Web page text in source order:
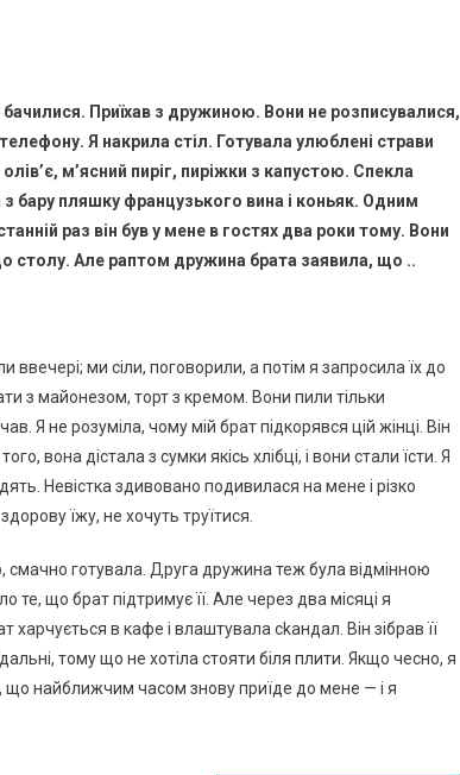
Приїхав з дружиною. Вони не розписувалися,
Я накрила стіл. Готувала улюблені страви
м’ясний пиріг, пиріжки з капустою. Спекла
з бару пляшку французького вина і коньяк. Одним
раз він був у мене в гостях два роки тому. Вони
столу. Але раптом дружина брата заявила, що ..
ввечері; ми сіли, поговорили, а потім я запросила їх до
з майонезом, торт з кремом. Вони пили тільки
Я не розуміла, чому мій брат підкорявся цій жінці. Він
вона дістала з сумки якісь хлібці, і вони стали їсти. Я
Невістка здивовано подивилася на мене і різко
їжу, не хочуть труїтися.
готувала. Друга дружина теж була відмінною
що брат підтримує її. Але через два місяці я
в кафе і влаштувала сkандал. Він зібрав її
тому що не хотіла стояти біля плити. Якщо чесно, я
що найближчим часом знову приїде до мене — і я